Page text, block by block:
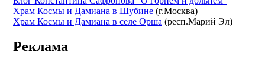
Храм Космы и Дамиана в Шубине (г.Москва)
Храм Космы и Дамиана в селе Орша (респ.Марий Эл)
Реклама